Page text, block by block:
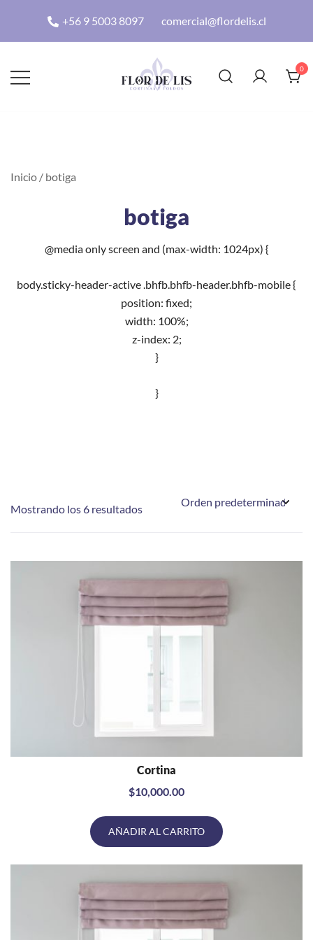
+56 9 5003 8097 comercial@flordelis.cl
0
Inicio / botiga
botiga
@media only screen and (max-width: 1024px) {
body.sticky-header-active .bhfb.bhfb-header.bhfb-mobile {
position: fixed;
width: 100%;
z-index: 2;
}
}
Mostrando los 6 resultados
VISTA RÁPIDA
Cortina
$10,000.00
AÑADIR AL CARRITO